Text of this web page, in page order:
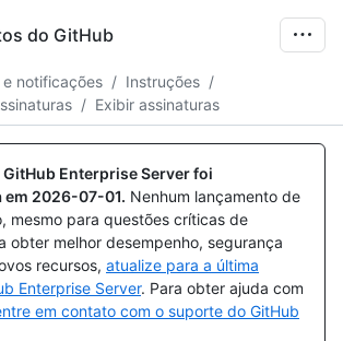
do GitHub
e notificações / Instruções /
/ Exibir assinaturas
Enterprise Server foi
em 2026-07-01. Nenhum lançamento de
mesmo para questões críticas de
obter melhor desempenho, segurança
recursos, atualize para a última
Enterprise Server. Para obter ajuda com
em contato com o suporte do GitHub